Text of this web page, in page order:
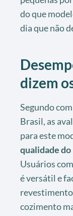
do que
dia que não
dizem
Segundo
Brasil, as
para este
qualidade
Usuários
é versátil e
cozimento